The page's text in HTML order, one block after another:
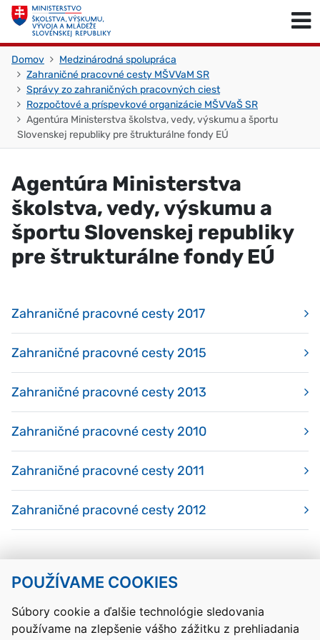
POUŽÍVAME COOKIES
Súbory cookie a ďalšie technológie sledovania
používame na zlepšenie vášho zážitku z prehliadania
Skočiť na obsah
Domov
Medzinárodná spolupráca
Zahraničné pracovné cesty MŠVVaM SR
Správy zo zahraničných pracovných ciest
Rozpočtové a príspevkové organizácie MŠVVaŠ SR
Agentúra Ministerstva školstva, vedy, výskumu a športu
Slovenskej republiky pre štrukturálne fondy EÚ
Agentúra Ministerstva
školstva, vedy, výskumu a
športu Slovenskej republiky
pre štrukturálne fondy EÚ
Zahraničné pracovné cesty 2017
Zahraničné pracovné cesty 2015
Zahraničné pracovné cesty 2013
Zahraničné pracovné cesty 2010
Zahraničné pracovné cesty 2011
Zahraničné pracovné cesty 2012
Skočiť na začiatok stránky
Kontakty Mapa stránky RSS Vyhlásenie o prístupnosti